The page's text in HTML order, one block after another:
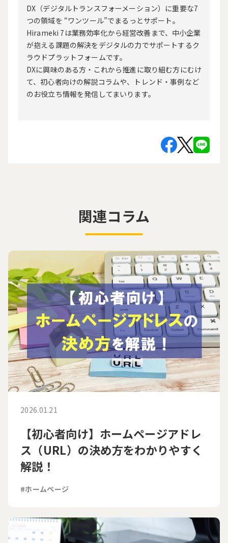
DX（デジタルトランスフォーメーション）に重要な7
つの領域を “ワンツール”でまるっとサポート。
Hirameki 7は業務効率化から経営改善まで、中小企業
が抱える課題の解決をデジタルの力でサポートするク
ラウドプラットフォームです。
DXに興味のある方・これから推進に取り組む方にむけ
て、初心者向けの解説コラムや、トレンド・事例など
のお役立ち情報を発信してまいります。
関連コラム
2026.01.21
【初心者向け】ホームページアドレ
ス（URL）の決め方をわかりやすく
解説！
#ホームページ